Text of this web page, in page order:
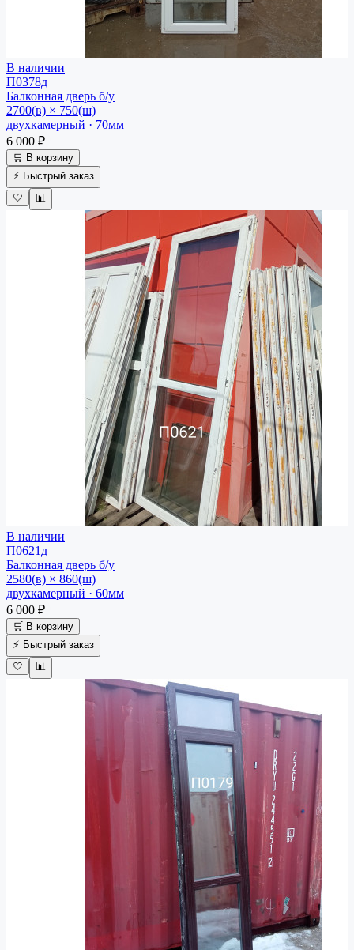
В наличии
П0378д
Балконная дверь б/у
2700(в) × 750(ш)
двухкамерный · 70мм
6 000 ₽
🛒 В корзину
⚡ Быстрый заказ
🤍
📊
В наличии
П0621д
Балконная дверь б/у
2580(в) × 860(ш)
двухкамерный · 60мм
6 000 ₽
🛒 В корзину
⚡ Быстрый заказ
🤍
📊